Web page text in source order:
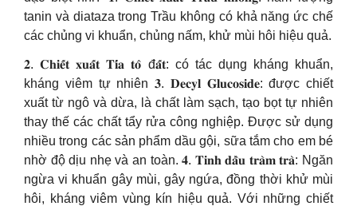
tanin và diataza trong Trầu không có khả năng ức chế
các chủng vi khuẩn, chủng nấm, khử mùi hôi hiệu quả.
𝟐. 𝐂𝐡𝐢𝐞̂́𝐭 𝐱𝐮𝐚̂́𝐭 𝐓𝐢́𝐚 𝐭𝐨̂ đ𝐚̂́𝐭: có tác dụng kháng khuẩn,
kháng viêm tự nhiên 𝟑. 𝐃𝐞𝐜𝐲𝐥 𝐆𝐥𝐮𝐜𝐨𝐬𝐢𝐝𝐞: được chiết
xuất từ ngô và dừa, là chất làm sạch, tạo bọt tự nhiên
thay thế các chất tẩy rửa công nghiệp. Được sử dụng
nhiều trong các sản phẩm dầu gội, sữa tắm cho em bé
nhờ độ dịu nhẹ và an toàn. 𝟒. 𝐓𝐢𝐧𝐡 𝐝𝐚̂̀𝐮 𝐭𝐫𝐚̀𝐦 𝐭𝐫𝐚̀: Ngăn
ngừa vi khuẩn gây mùi, gây ngứa, đồng thời khử mùi
hôi, kháng viêm vùng kín hiệu quả. Với những chiết